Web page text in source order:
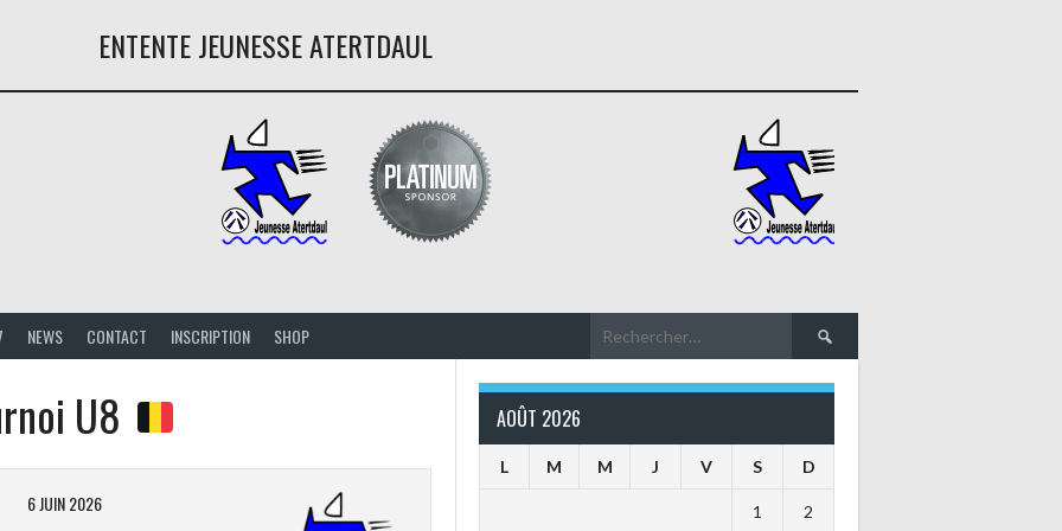
ENTENTE JEUNESSE ATERTDAUL
NEWS CONTACT INSCRIPTION SHOP Rechercher :
U8
6 JUIN 2026
AOÛT 2026
L M M J V S D
1 2